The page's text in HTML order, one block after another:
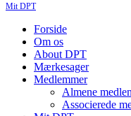
Mit DPT
Forside
Om os
About DPT
Mærkesager
Medlemmer
Almene
Associerede